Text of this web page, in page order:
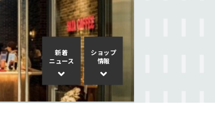
新着
ニュース
ショップ
情報